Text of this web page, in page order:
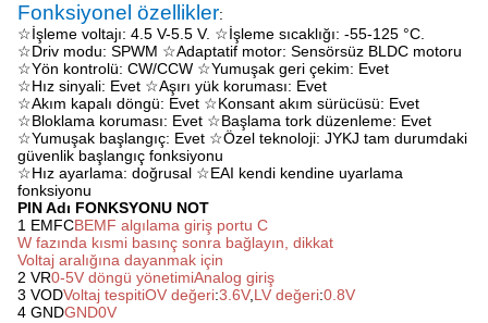
Fonksiyonel özellikler:
☆İşleme voltajı: 4.5 V-5.5 V. ☆İşleme sıcaklığı: -55-125 °C.
☆Driv modu: SPWM ☆Adaptatif motor: Sensörsüz BLDC motoru
☆Yön kontrolü: CW/CCW ☆Yumuşak geri çekim: Evet
☆Hız sinyali: Evet ☆Aşırı yük koruması: Evet
☆Akım kapalı döngü: Evet ☆Konsant akım sürücüsü: Evet
☆Bloklama koruması: Evet ☆Başlama tork düzenleme: Evet
☆Yumuşak başlangıç: Evet ☆Özel teknoloji: JYKJ tam durumdaki
güvenlik başlangıç fonksiyonu
☆Hız ayarlama: doğrusal ☆EAI kendi kendine uyarlama
fonksiyonu
PIN Adı FONKSYONU NOT
1 EMFCBEMF algılama giriş portu C
W fazında kısmi basınç sonra bağlayın, dikkat
Voltaj aralığına dayanmak için
2 VR0-5V döngü yönetimiAnalog giriş
3 VODVoltaj tespitiOV değeri:3.6V, LV değeri:0.8V
4 GNDGND0V